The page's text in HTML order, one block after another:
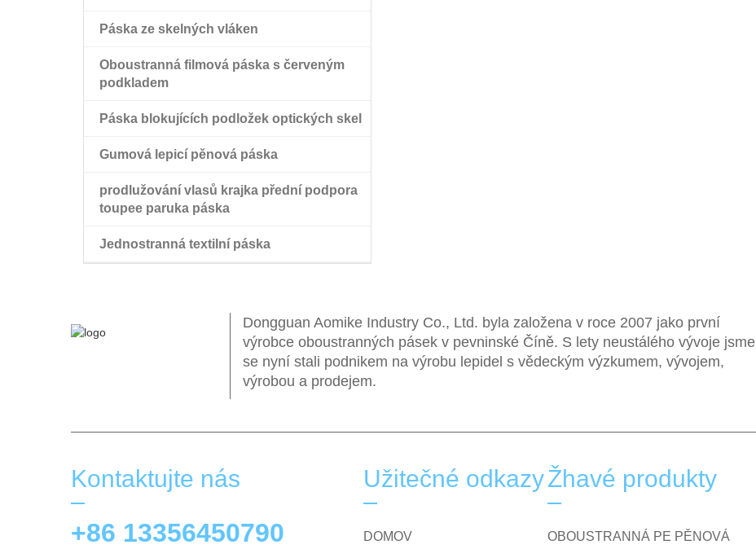
Páska ze skelných vláken
Oboustranná filmová páska s červeným
podkladem
Páska blokujících podložek optických skel
Gumová lepicí pěnová páska
prodlužování vlasů krajka přední podpora
toupee paruka páska
paruka oboustranná páska
Jednostranná textilní páska
Dongguan Aomike Industry Co., Ltd. byla založena v roce 2007 jako první
výrobce oboustranných pásek v pevninské Číně. S lety neustálého vývoje jsme
se nyní stali podnikem na výrobu lepidel s vědeckým výzkumem, vývojem,
výrobou a prodejem.
Kontaktujte nás
+86 13356450790
Užitečné odkazy
DOMOV
Žhavé produkty
OBOUSTRANNÁ PE PĚNOVÁ